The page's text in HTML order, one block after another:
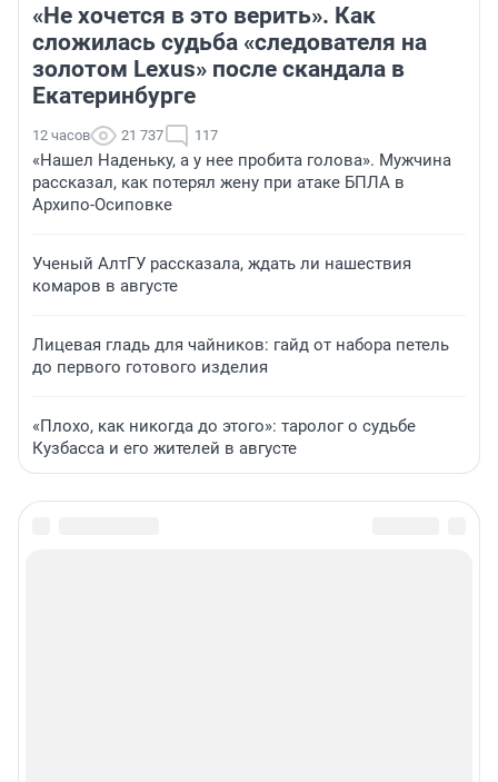
«Не хочется в это верить». Как
сложилась судьба «следователя на
золотом Lexus» после скандала в
Екатеринбурге
12 часов 21 737 117
«Нашел Наденьку, а у нее пробита голова». Мужчина
рассказал, как потерял жену при атаке БПЛА в
Архипо-Осиповке
Ученый АлтГУ рассказала, ждать ли нашествия
комаров в августе
Лицевая гладь для чайников: гайд от набора петель
до первого готового изделия
«Плохо, как никогда до этого»: таролог о судьбе
Кузбасса и его жителей в августе